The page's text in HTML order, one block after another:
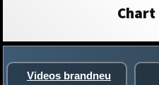
Videos brandneu